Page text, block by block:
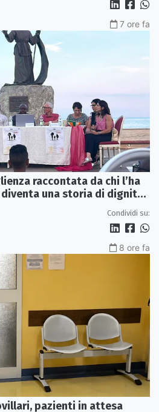
7 ore fa
raccontata da chi l’ha
una storia di dignità
Condividi su:
8 ore fa
pazienti in attesa